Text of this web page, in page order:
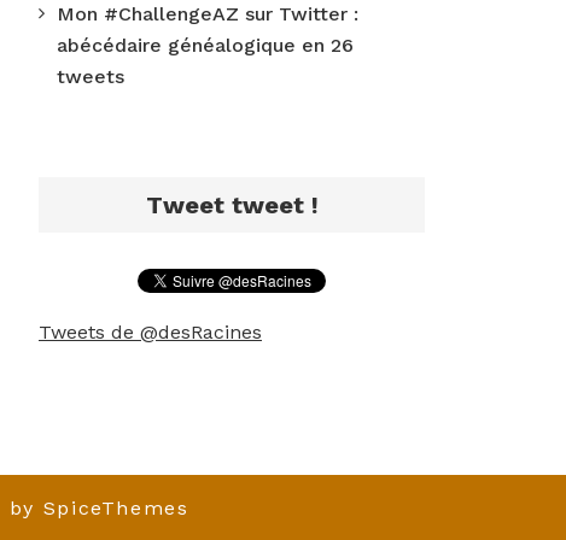
Mon #ChallengeAZ sur Twitter :
abécédaire généalogique en 26
tweets
Tweet tweet !
Tweets de @desRacines
by SpiceThemes